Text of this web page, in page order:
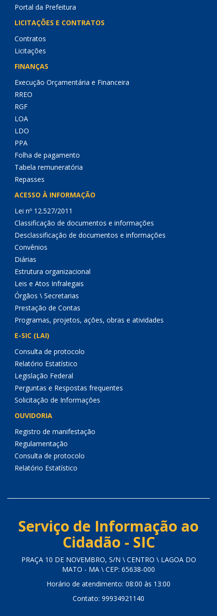
Portal da Prefeitura
LICITAÇÕES E CONTRATOS
Contratos
Licitações
FINANÇAS
Execução Orçamentária e Financeira
RREO
RGF
LOA
LDO
PPA
Folha de pagamento
Tabela remuneratória
Repasses
ACESSO À INFORMAÇÃO
Lei nº 12.527/2011
Classificação de documentos e informações
Desclassificação de documentos e informações
Convênios
Diárias
Estrutura organizacional
Leis e Atos Infralegais
Órgãos \ Secretarias
Prestação de Contas
Programas, projetos, ações, obras e atividades
E-SIC (LAI)
Consulta de protocolo
Relatório Estatístico
Legislação Federal
Perguntas e Respostas frequentes
Solicitação de Informações
OUVIDORIA
Registro de manifestação
Regulamentação
Consulta de protocolo
Relatório Estatístico
Serviço de Informação ao
Cidadão - SIC
PRAÇA 10 DE NOVEMBRO, S/N \ CENTRO \ LAGOA DO
MATO - MA \ CEP: 65638-000
Horário de atendimento: 08:00 às 13:00
Contato: 99934921140